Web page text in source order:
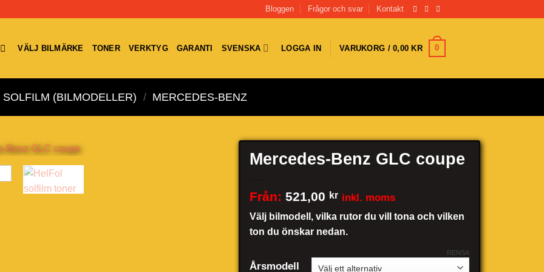
Bloggen Frågor och svar Kontakt
VÄLJ BILMÄRKE TONER VERKTYG GARANTI SVENSKA LOGGA IN VARUKORG /0,00KR 0
(BILMODELLER) / MERCEDES-BENZ
Mercedes-Benz GLC coupe
Från: 521,00 kr inkl. moms
Välj bilmodell, vilka rutor du vill tona och vilken
ton du önskar nedan.
Årsmodell
RENSA